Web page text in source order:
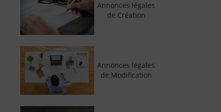
Annonces légales
de Création
Annonces légales
de Modification